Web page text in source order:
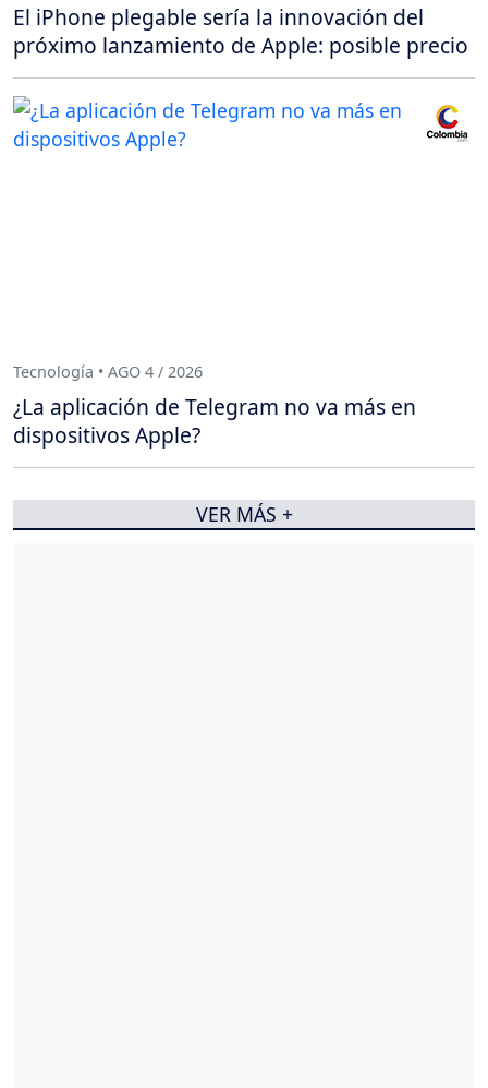
El iPhone plegable sería la innovación del
próximo lanzamiento de Apple: posible precio
Tecnología • AGO 4 / 2026
¿La aplicación de Telegram no va más en
dispositivos Apple?
VER MÁS +